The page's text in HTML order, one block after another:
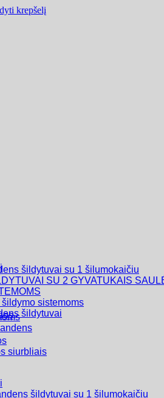
krepšelį
šildytuvai su 1 šilumokaičiu
SU 2 GYVATUKAIS
sistemoms
šildytuvai
siurbliais
šildytuvai su 1 šilumokaičiu